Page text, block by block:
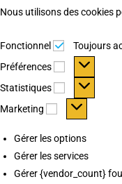
Nous utilisons des cookies
Fonctionnel
Toujours
Préférences
Préférences
Statistiques Statistiques
Marketing Marketing
Gérer les options
Gérer les services
Gérer {vendor_count}